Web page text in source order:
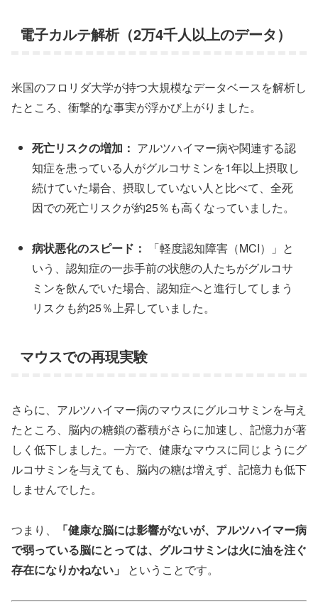
電子カルテ解析（2万4千人以上のデータ）
米国のフロリダ大学が持つ大規模なデータベースを解析し
たところ、衝撃的な事実が浮かび上がりました。
死亡リスクの増加： アルツハイマー病や関連する認
知症を患っている人がグルコサミンを1年以上摂取し
続けていた場合、摂取していない人と比べて、全死
因での死亡リスクが約25％も高くなっていました。
病状悪化のスピード：
「軽度認知障害（MCI）」と
いう、認知症の一歩手前の状態の人たちがグルコサ
ミンを飲んでいた場合、認知症へと進行してしまう
リスクも約25％上昇していました。
マウスでの再現実験
さらに、アルツハイマー病のマウスにグルコサミンを与え
たところ、脳内の糖鎖の蓄積がさらに加速し、記憶力が著
しく低下しました。一方で、健康なマウスに同じようにグ
ルコサミンを与えても、脳内の糖は増えず、記憶力も低下
しませんでした。
つまり、
「健康な脳には影響がないが、アルツハイマー病
で弱っている脳にとっては、グルコサミンは火に油を注ぐ
存在になりかねない」
ということです。